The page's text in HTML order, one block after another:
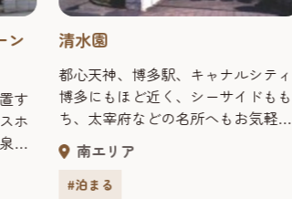
ン
す
ホ
大
富
お
清水園
都心天神、博多駅、キャナルシティ
博多にもほど近く、シーサイドもも
ち、太宰府などの名所へもお気軽に
足を伸ばしていただけます。御休
憩・御宿泊はもちろん、御宴会に、
会議・研修会・展示会の会場とし
南エリア
#泊まる